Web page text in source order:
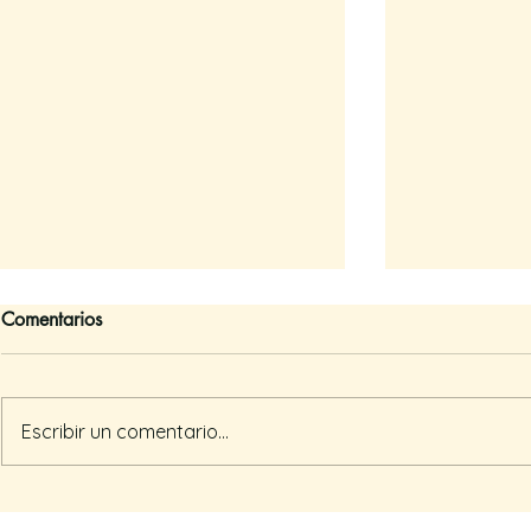
Comentarios
Escribir un comentario...